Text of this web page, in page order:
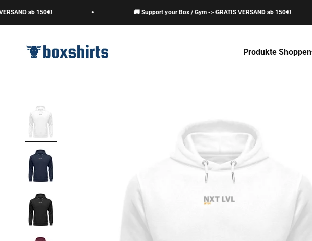
ab 150€! 🚚 Support your Box / Gym -> GRATIS VERSAND ab 150€!
Produkte Shoppen
boxshirts